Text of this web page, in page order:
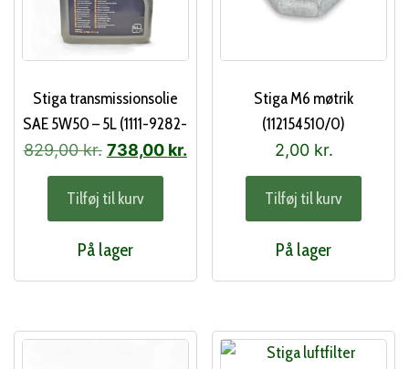
Stiga transmissionsolie
SAE 5W50 – 5L (1111-9282-
01)
829,00kr. Den
oprindelige
pris
var:
829,00 kr..
738,00 kr.Den
Tilføj til kurv
På lager
Stiga M6 møtrik
(112154510/0)
2,00 kr.
Tilføj til kurv
På lager